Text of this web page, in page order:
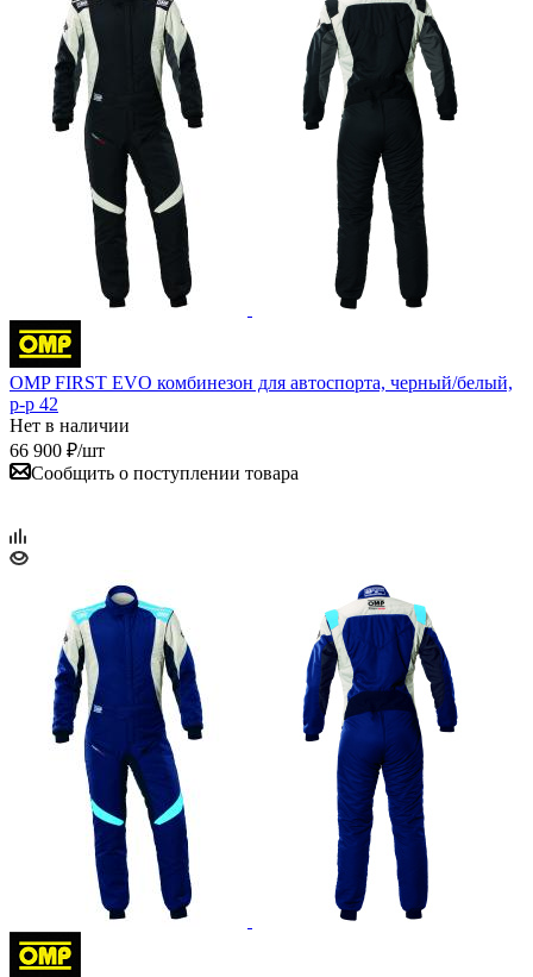
OMP FIRST EVO комбинезон для автоспорта, черный/белый,
р-р 42
Нет в наличии
66 900 ₽/шт
Сообщить о поступлении товара